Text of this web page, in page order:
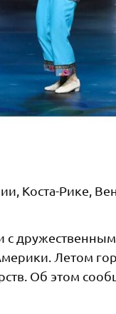
Коста-Рике,
с
Летом
Об этом